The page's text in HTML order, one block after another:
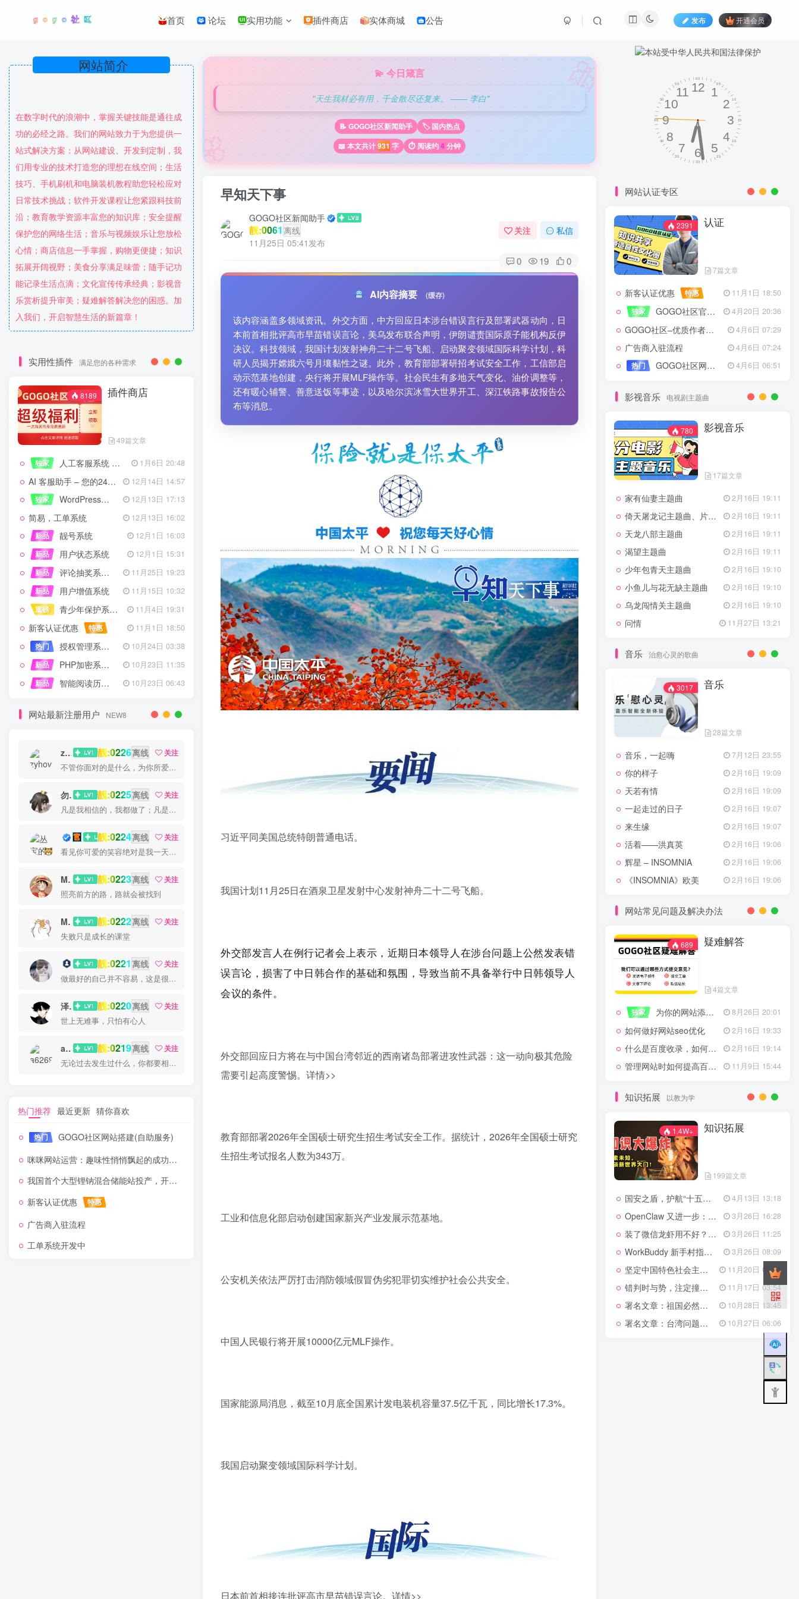
首页 论坛 实用功能 插件商店 实体商城 公告 发布 开通会员
在数字时代的浪潮中，掌握关键技能是通往成
功的必经之路。我们的网站致力于为您提供一
站式解决方案：从网站建设、开发到定制，我
们用专业的技术打造您的理想在线空间；生活
技巧、手机刷机和电脑装机教程助您轻松应对
日常技术挑战；软件开发课程让您紧跟科技前
沿；教育教学资源丰富您的知识库；安全提醒
保护您的网络生活；音乐与视频娱乐让您放松
心情；商店信息一手掌握，购物更便捷；知识
拓展开阔视野；美食分享满足味蕾；随手记功
能记录生活点滴；文化宣传传承经典；影视音
乐赏析提升审美；疑难解答解决您的困惑。加
入我们，开启智慧生活的新篇章！
实用性插件 满足您的各种需求
8189 插件商店
49篇文章
独家 人工客服系统 技术开发文档 1月6日 20:48
AI 客服助手 – 您的24/7智能客服专家
12月14日 14:57
独家
WordPress设备管理器插件 – 专业版 12月13日 17:13
简易，工单系统
12月13日 16:02
新品
靓号系统
12月1日 16:03
新品
用户状态系统
12月1日 15:31
新品
评论抽奖系统 – 完整功能详解
11月25日 19:23
新品
用户增值系统
11月15日 10:32
重磅
青少年保护系统 专为子比主题开发 11月4日 19:31
新客认证优惠 特惠
11月1日 18:50
热门
授权管理系统子比主题专版
10月24日 03:38
新品
PHP加密系统专业版
10月23日 11:35
新品
智能阅读历史系统 10月23日 06:43
网站最新注册用户 NEW8
zyhove 靓:0226离线
关注
不管你面对的是什么，为你所爱的而奋斗都会是值得的
勿听 靓:0225离线
关注
凡是我相信的，我都做了；凡是我做了的事，都是全身心地投入去做的
丛宝 靓:0224离线
关注
看见你可爱的笑容绝对是我一天中最美好的事
MS-康娃 靓:0223离线
关注
照亮前方的路，路就会被找到
Miss 先生 靓:0222离线
关注
失败只是成长的课堂
猫小白 靓:0221 离线
关注
做最好的自己并不容易，这是很美好的愿望，需要耐心、坚持和毅力
泽宇 靓:0220离线
关注
世上无难事，只怕有心人
a626911 靓:0219离线
关注
无论过去发生过什么，你都要相信，最好的尚未到来
热门推荐 最近更新 猜你喜欢
热门
GOGO社区网站搭建(自助服务)
咪咪网站运营：趣味性悄悄飘起的成功风头
我国首个大型锂钠混合储能站投产，开启储能新时代
新客认证优惠
特惠
广告商入驻流程
工单系统开发中
🎀
🌸
💫 今日箴言
"天生我材必有用，千金散尽还复来。 —— 李白"
📝 GOGO社区新闻助手
🏷️ 国内热点
📖 本文共计931 字 ⏱️ 阅读约4 分钟
早知天下事
GOGO社区新闻助手
靓:0061 离线
11月25日 05:41发布
关注 私信
0 19 0
AI内容摘要 (缓存)
该内容涵盖多领域资讯。外交方面，中方回应日本涉台错误言行及部署武器动向，日
本前首相批评高市早苗错误言论，美乌发布联合声明，伊朗谴责国际原子能机构反伊
决议。科技领域，我国计划发射神舟二十二号飞船、启动聚变领域国际科学计划，科
研人员揭开嫦娥六号月壤黏性之谜。此外，教育部部署研招考试安全工作，工信部启
动示范基地创建，央行将开展MLF操作等。社会民生有多地天气变化、油价调整等，
还有暖心辅警、善意送饭等事迹，以及哈尔滨冰雪大世界开工、深江铁路事故报告公
布等消息。
习近平同美国总统特朗普通电话。
我国计划11月25日在酒泉卫星发射中心发射神舟二十二号飞船。
外交部发言人在例行记者会上表示，近期日本领导人在涉台问题上公然发表错
误言论，损害了中日韩合作的基础和氛围，导致当前不具备举行中日韩领导人
会议的条件。
外交部回应日方将在与中国台湾邻近的西南诸岛部署进攻性武器：这一动向极其危险
需要引起高度警惕。 详情>>
教育部部署2026年全国硕士研究生招生考试安全工作。据统计，2026年全国硕士研究
生招生考试报名人数为343万。
工业和信息化部启动创建国家新兴产业发展示范基地。
公安机关依法严厉打击消防领域假冒伪劣犯罪切实维护社会公共安全。
中国人民银行将开展10000亿元MLF操作。
国家能源局消息，截至10月底全国累计发电装机容量37.5亿千瓦，同比增长17.3%。
我国启动聚变领域国际科学计划。
日本前首相接连批评高市早苗错误言论。 详情>>
网站认证专区
2391 认证
7篇文章
新客认证优惠 特惠
11月1日 18:50
独家
GOGO社区官方成员认证 4月20日 20:36
GOGO社区–优质作者认证 4月6日 07:29
广告商入驻流程
4月6日 07:24
热门
GOGO社区网站搭建(自助服务) 4月6日 06:51
影视音乐 电视剧主题曲
780 影视音乐
17篇文章
家有仙妻主题曲 2月16日 19:11
倚天屠龙记主题曲、片头曲 2月16日 19:11
天龙八部主题曲 2月16日 19:11
渴望主题曲 2月16日 19:11
少年包青天主题曲 2月16日 19:10
小鱼儿与花无缺主题曲 2月16日 19:10
乌龙闯情关主题曲 2月16日 19:10
问情 11月27日 13:21
音乐 治愈心灵的歌曲
3017 音乐
28篇文章
音乐，一起嗨 7月12日 23:55
你的样子 2月16日 19:09
天若有情 2月16日 19:09
一起走过的日子 2月16日 19:07
来生缘 2月16日 19:07
活着——洪真英 2月16日 19:06
辉星 – INSOMNIA 2月16日 19:06
《INSOMNIA》欧美 2月16日 19:06
网站常见问题及解决办法
689 疑难解答
4篇文章
独家 为你的网站添加百度登录 8月26日 20:01
如何做好网站seo优化 2月16日 19:33
什么是百度收录，如何提高收录量？ 2月16日 19:14
管理网站时如何提高百度权重？ 11月9日 15:44
知识拓展 以教为学
1.4W+ 知识拓展
199篇文章
国安之盾，护航“十五五”新征程 4月13日 13:18
OpenClaw 又进一步：微信直连+安全检测+版本切换 3月26日 16:28
装了微信龙虾用不好？3步让你轻松指挥AI干活！ 3月26日 11:25
WorkBuddy 新手村指南：10 个核心技巧帮你解锁满级虾🦞！ 3月26日 08:09
坚定中国特色社会主义法治的政治定力 11月20日 06:24
错判时与势，注定撞南墙 11月17日 03:54
署名文章：祖国必然统一势不可挡 10月28日 13:45
署名文章：台湾问题的由来和性质 10月27日 06:06